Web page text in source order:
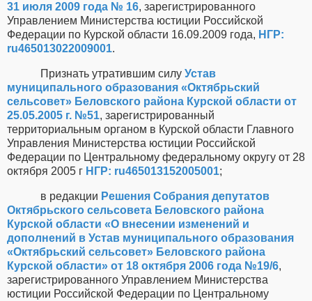
31 июля 2009 года № 16, зарегистрированного
Управлением Министерства юстиции Российской
Федерации по Курской области 16.09.2009 года, НГР:
ru465013022009001.
Признать утратившим силу Устав
муниципального образования «Октябрьский
сельсовет» Беловского района Курской области от
25.05.2005 г. №51, зарегистрированный
территориальным органом в Курской области Главного
Управления Министерства юстиции Российской
Федерации по Центральному федеральному округу от 28
октября 2005 г НГР: ru465013152005001;
в редакции Решения Собрания депутатов
Октябрьского сельсовета Беловского района
Курской области «О внесении изменений и
дополнений в Устав муниципального образования
«Октябрьский сельсовет» Беловского района
Курской области» от 18 октября 2006 года №19/6,
зарегистрированного Управлением Министерства
юстиции Российской Федерации по Центральному